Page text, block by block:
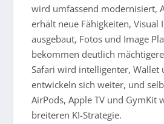
wird umfassend modernisiert,
erhält neue Fähigkeiten, Visual
ausgebaut, Fotos und Image
bekommen deutlich
Safari wird intelligenter, Wallet
entwickeln sich weiter, und
AirPods, Apple TV und GymKit
breiteren KI-Strategie.